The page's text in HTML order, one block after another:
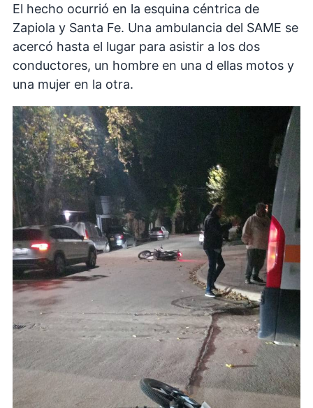
El hecho ocurrió en la esquina céntrica de
Zapiola y Santa Fe. Una ambulancia del SAME se
acercó hasta el lugar para asistir a los dos
conductores, un hombre en una d ellas motos y
una mujer en la otra.